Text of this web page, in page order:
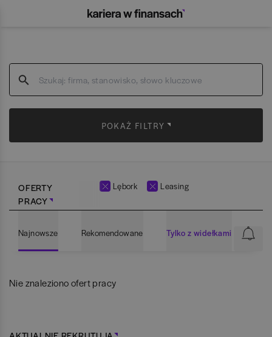
POKAŻ FILTRY
OFERTY
PRACY
Lębork Leasing
Najnowsze Rekomendowane Tylko z widełkami
Nie znaleziono ofert pracy